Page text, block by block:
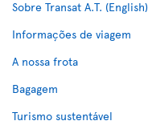
Sobre Transat A.T. (English)
Informações de viagem
A nossa frota
Bagagem
Turismo sustentável